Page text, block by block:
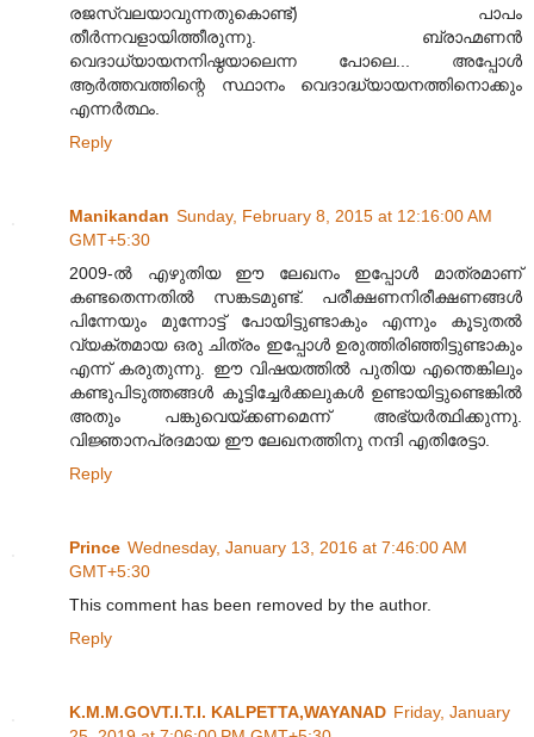
രജസ്വലയാവുന്നതുകൊണ്ട്) പാപം
തീര്‍ന്നവളായിത്തീരുന്നു. ബ്രാഹ്മണന്‍
വെദാധ്യായനനിഷ്ഠയാലെന്ന പോലെ... അപ്പോള്‍
ആര്‍ത്തവത്തിന്റെ സ്ഥാനം വെദാദ്ധ്യായനത്തിനൊക്കും
എന്നര്‍ത്ഥം.
Reply
Manikandan Sunday, February 8, 2015 at 12:16:00 AM
GMT+5:30
2009-ൽ എഴുതിയ ഈ ലേഖനം ഇപ്പോൾ മാത്രമാണ്
കണ്ടതെന്നതിൽ സങ്കടമുണ്ട്. പരീക്ഷണനിരീക്ഷണങ്ങൾ
പിന്നേയും മുന്നോട്ട് പോയിട്ടുണ്ടാകും എന്നും കൂടുതൽ
വ്യക്തമായ ഒരു ചിത്രം ഇപ്പോൾ ഉരുത്തിരിഞ്ഞിട്ടുണ്ടാകും
എന്ന് കരുതുന്നു. ഈ വിഷയത്തിൽ പുതിയ എന്തെങ്കിലും
കണ്ടുപിടുത്തങ്ങൾ കൂട്ടിച്ചേർക്കലുകൾ ഉണ്ടായിട്ടുണ്ടെങ്കിൽ
അതും പങ്കുവെയ്ക്കണമെന്ന് അഭ്യർത്ഥിക്കുന്നു.
വിജ്ഞാനപ്രദമായ ഈ ലേഖനത്തിനു നന്ദി എതിരേട്ടാ.
Reply
Prince Wednesday, January 13, 2016 at 7:46:00 AM
GMT+5:30
This comment has been removed by the author.
Reply
K.M.M.GOVT.I.T.I. KALPETTA,WAYANAD Friday, January